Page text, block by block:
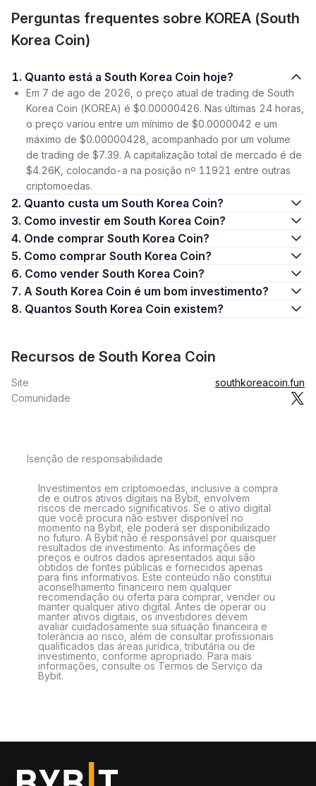
Perguntas frequentes sobre KOREA (South
Korea Coin)
1. Quanto está a South Korea Coin hoje?
Em 7 de ago de 2026, o preço atual de trading de South
Korea Coin (KOREA) é $0.00000426. Nas últimas 24 horas,
o preço variou entre um mínimo de $0.0000042 e um
máximo de $0.00000428, acompanhado por um volume
de trading de $7.39. A capitalização total de mercado é de
$4.26K, colocando-a na posição nº 11921 entre outras
criptomoedas.
2. Quanto custa um South Korea Coin?
3. Como investir em South Korea Coin?
4. Onde comprar South Korea Coin?
5. Como comprar South Korea Coin?
6. Como vender South Korea Coin?
7. A South Korea Coin é um bom investimento?
8. Quantos South Korea Coin existem?
Recursos de South Korea Coin
Site
southkoreacoin.fun
Comunidade
Isenção de responsabilidade
Investimentos em criptomoedas, inclusive a compra
de e outros ativos digitais na Bybit, envolvem
riscos de mercado significativos. Se o ativo digital
que você procura não estiver disponível no
momento na Bybit, ele poderá ser disponibilizado
no futuro. A Bybit não é responsável por quaisquer
resultados de investimento. As informações de
preços e outros dados apresentados aqui são
obtidos de fontes públicas e fornecidos apenas
para fins informativos. Este conteúdo não constitui
aconselhamento financeiro nem qualquer
recomendação ou oferta para comprar, vender ou
manter qualquer ativo digital. Antes de operar ou
manter ativos digitais, os investidores devem
avaliar cuidadosamente sua situação financeira e
tolerância ao risco, além de consultar profissionais
qualificados das áreas jurídica, tributária ou de
investimento, conforme apropriado. Para mais
informações, consulte os Termos de Serviço da
Bybit.